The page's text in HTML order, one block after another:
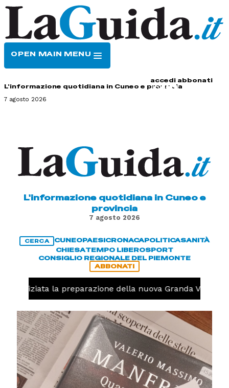
OPEN MAIN MENU
accedi abbonati
L'informazione quotidiana in Cuneo e provincia
7 agosto 2026
L'informazione quotidiana in Cuneo e
provincia
7 agosto 2026
CERCA CUNEOPAESICRONACAPOLITICASANITÀ
CHIESATEMPO LIBEROSPORT
CONSIGLIO REGIONALE DEL PIEMONTE
ABBONATI
iniziata la preparazione della nuova Granda Volley